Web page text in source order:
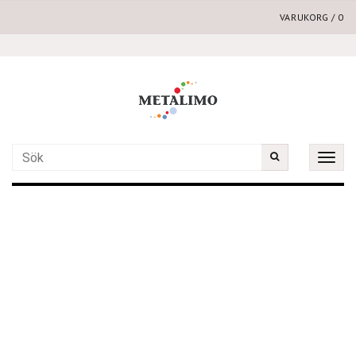
VARUKORG / 0
Toggle